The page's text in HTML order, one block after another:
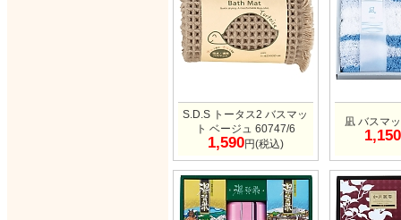
S.D.S トータス2 バスマッ
ト ベージュ 60747/6
1,590円(税込)
凪 バスマ
1,150